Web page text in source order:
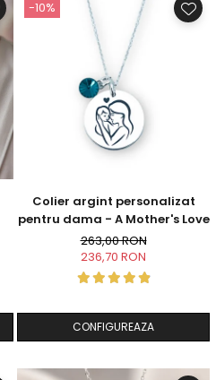
-10%
Colier argint personalizat
pentru dama - A Mother's Love
263,00 RON
236,70 RON
CONFIGUREAZA